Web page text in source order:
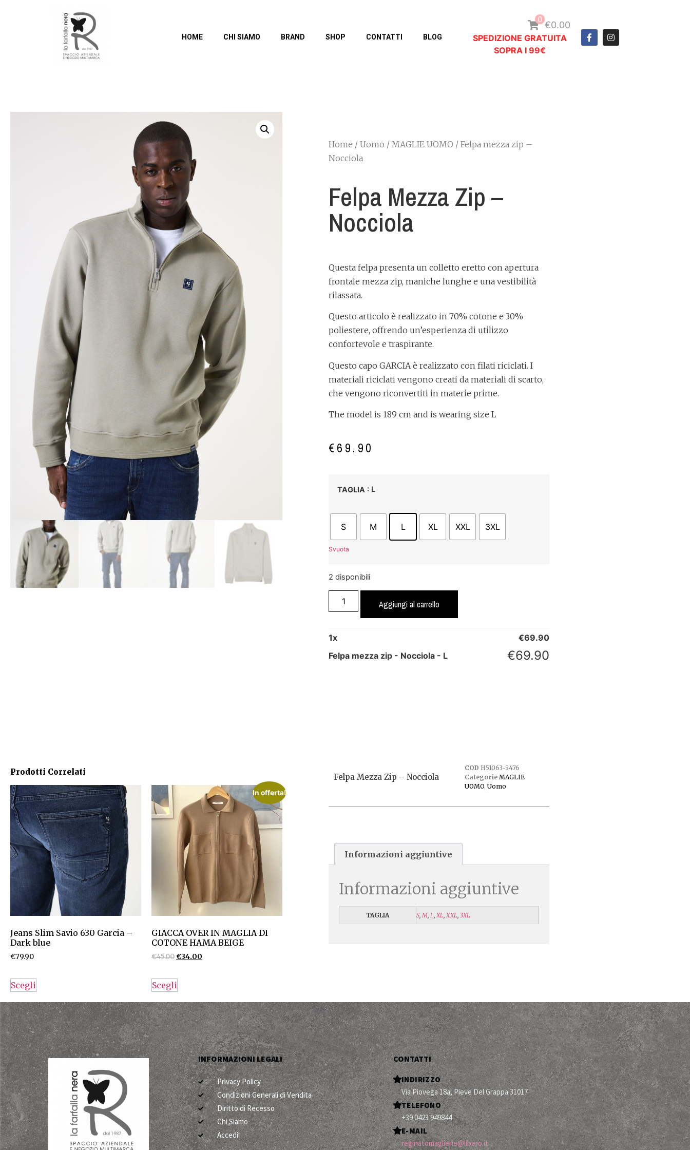
HOME CHI SIAMO BRAND SHOP CONTATTI BLOG
0
€0.00
SPEDIZIONE GRATUITA
SOPRA I 99€
Home / Uomo / MAGLIE UOMO / Felpa mezza zip –
Nocciola
Felpa Mezza Zip –
Nocciola
Questa felpa presenta un colletto eretto con apertura
frontale mezza zip, maniche lunghe e una vestibilità
rilassata.
Questo articolo è realizzato in 70% cotone e 30%
poliestere, offrendo un’esperienza di utilizzo
confortevole e traspirante.
Questo capo GARCIA è realizzato con filati riciclati. I
materiali riciclati vengono creati da materiali di scarto,
che vengono riconvertiti in materie prime.
The model is 189 cm and is wearing size L
€69.90
TAGLIA : L
S M L XL XXL 3XL
Svuota
2 disponibili
Aggiungi al carrello
1x €69.90
Felpa mezza zip - Nocciola - L
€69.90
Prodotti Correlati
Jeans Slim Savio 630 Garcia –
Dark blue
€79.90
Scegli
In offerta!
GIACCA OVER IN MAGLIA DI
COTONE HAMA BEIGE
€45.00€34.00
Scegli
Felpa Mezza Zip – Nocciola
COD H51063-5476
Categorie MAGLIE
UOMO, Uomo
Informazioni aggiuntive
Informazioni aggiuntive
TAGLIA S,M, L,XL,XXL, 3XL
INFORMAZIONI LEGALI
Privacy Policy
Condizioni Generali di Vendita
Diritto di Recesso
Chi Siamo
Accedi
CONTATTI
INDIRIZZO
Via Piovega 18a, Pieve Del Grappa 31017
TELEFONO
+39 0423 949844
E-MAIL
reginatomaglierie@libero.it